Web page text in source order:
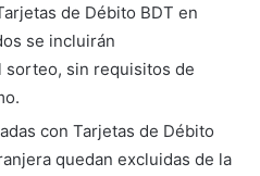
de Débito BDT en
se incluirán
sorteo, sin requisitos de
con Tarjetas de Débito
quedan excluidas de la